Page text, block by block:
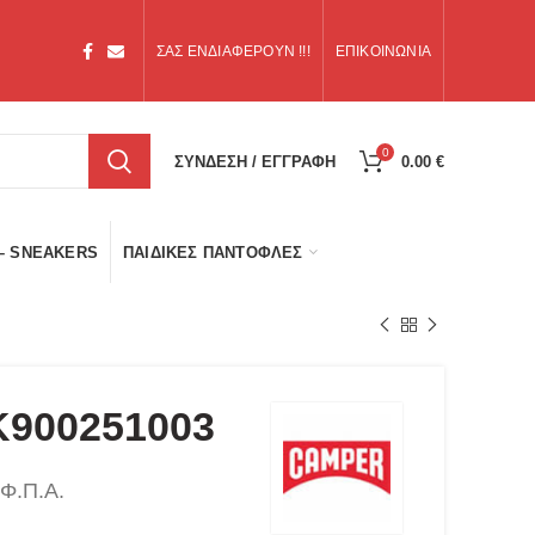
ΣΑΣ ΕΝΔΙΑΦΕΡΟΥΝ !!! ΕΠΙΚΟΙΝΩΝΙΑ
ΣΥΝΔΕΣΗ / ΕΓΓΡΑΦΗ 0 0.00 €
ΠΑΙΔΙΚΈΣ ΠΑΝΤΌΦΛΕΣ
Φ.Π.Α.